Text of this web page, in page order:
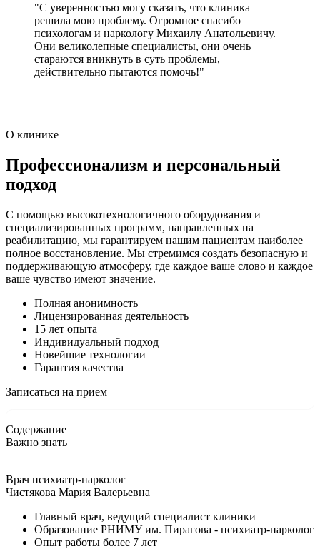
"С уверенностью могу сказать, что клиника
решила мою проблему. Огромное спасибо
психологам и наркологу Михаилу Анатольевичу.
Они великолепные специалисты, они очень
стараются вникнуть в суть проблемы,
действительно пытаются помочь!"
О клинике
Профессионализм и персональный
подход
С помощью высокотехнологичного оборудования и
специализированных программ, направленных на
реабилитацию, мы гарантируем нашим пациентам наиболее
полное восстановление. Мы стремимся создать безопасную и
поддерживающую атмосферу, где каждое ваше слово и каждое
ваше чувство имеют значение.
Полная анонимность
Лицензированная деятельность
15 лет опыта
Индивидуальный подход
Новейшие технологии
Гарантия качества
Записаться на прием
Содержание
Важно знать
Врач психиатр-нарколог
Чистякова Мария Валерьевна
Главный врач, ведущий специалист клиники
Образование РНИМУ им. Пирагова - психиатр-нарколог
Опыт работы более 7 лет